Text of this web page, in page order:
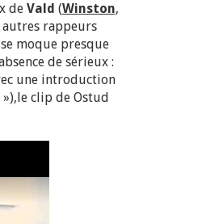
de Vald (Winston,
rappeurs
moque presque
de sérieux :
une introduction
clip de Ostud